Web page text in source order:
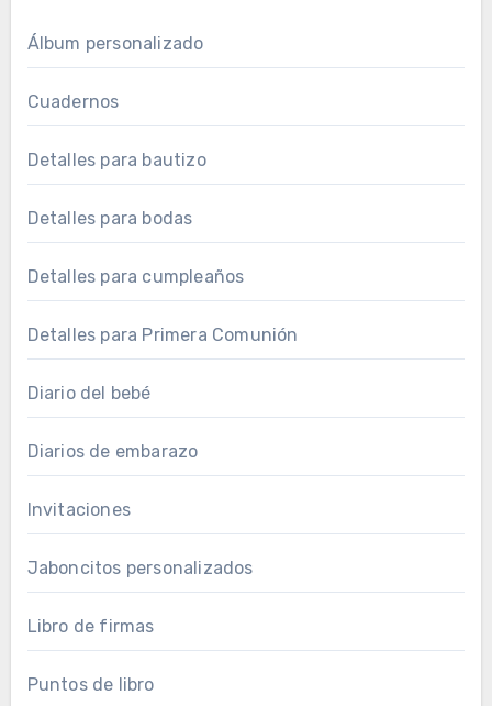
Álbum personalizado
Cuadernos
Detalles para bautizo
Detalles para bodas
Detalles para cumpleaños
Detalles para Primera Comunión
Diario del bebé
Diarios de embarazo
Invitaciones
Jaboncitos personalizados
Libro de firmas
Puntos de libro